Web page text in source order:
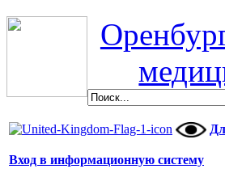
Вход в информационную систему